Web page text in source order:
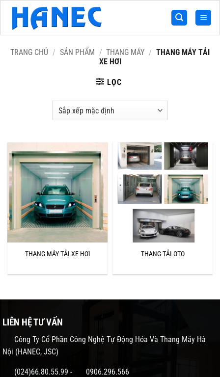
TRANG CHỦ / SẢN PHẨM / THANG MÁY / THANG MÁY TẢI
XE HƠI
LỌC
THANG MÁY TẢI XE HƠI THANG TẢI OTO
LIÊN HỆ TƯ VẤN
Công Ty Cổ Phần Công Nghệ Tự Động Hóa Và Thang Máy Hà
Nội (HANEC, JSC)
(024)66.80.55.99 - 0906.296.566